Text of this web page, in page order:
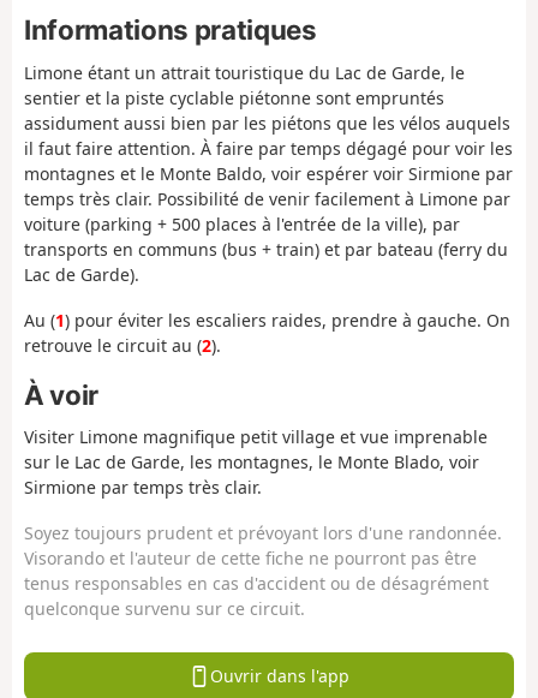
Informations pratiques
Limone étant un attrait touristique du Lac de Garde, le
sentier et la piste cyclable piétonne sont empruntés
assidument aussi bien par les piétons que les vélos auquels
il faut faire attention. À faire par temps dégagé pour voir les
montagnes et le Monte Baldo, voir espérer voir Sirmione par
temps très clair. Possibilité de venir facilement à Limone par
voiture (parking + 500 places à l'entrée de la ville), par
transports en communs (bus + train) et par bateau (ferry du
Lac de Garde).
Au (1) pour éviter les escaliers raides, prendre à gauche. On
retrouve le circuit au (2).
À voir
Visiter Limone magnifique petit village et vue imprenable
sur le Lac de Garde, les montagnes, le Monte Blado, voir
Sirmione par temps très clair.
Soyez toujours prudent et prévoyant lors d'une randonnée.
Visorando et l'auteur de cette fiche ne pourront pas être
tenus responsables en cas d'accident ou de désagrément
quelconque survenu sur ce circuit.
Ouvrir dans l'app